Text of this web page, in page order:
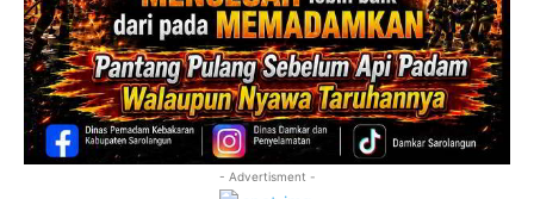
- Advertisment -